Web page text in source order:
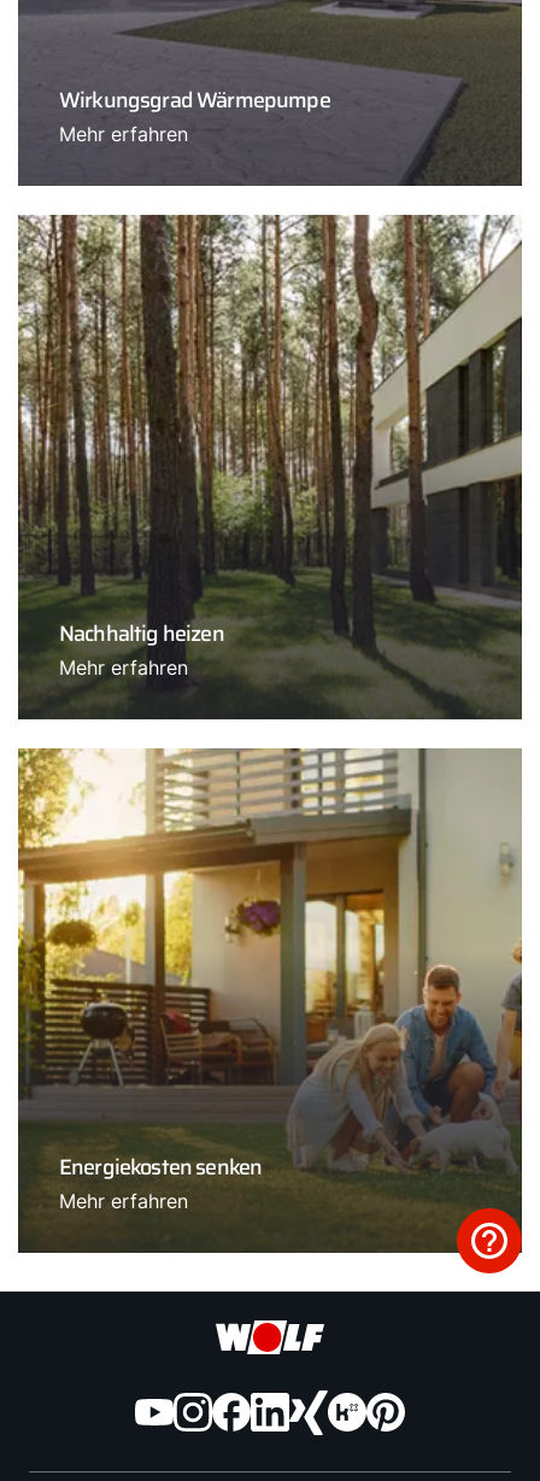
Wirkungsgrad Wärmepumpe
Mehr erfahren
Nachhaltig heizen
Mehr erfahren
Energiekosten senken
Mehr erfahren